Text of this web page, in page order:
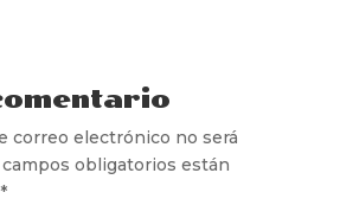
correo electrónico no será
campos obligatorios están
*